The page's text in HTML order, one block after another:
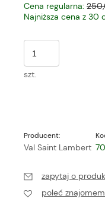
Cena regularna:
Najniższa cena z 30
szt.
Producent:
Val Saint Lambert
zapytaj o
poleć